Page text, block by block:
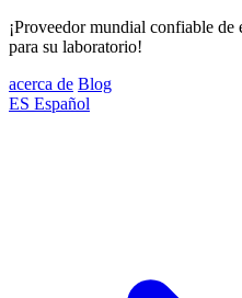
¡Proveedor mundial confiable de
para su laboratorio!
acerca de Blog
ES Español